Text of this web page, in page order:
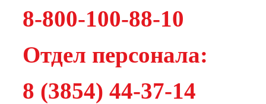
8-800-100-88-10
Отдел персонала:
8 (3854) 44-37-14